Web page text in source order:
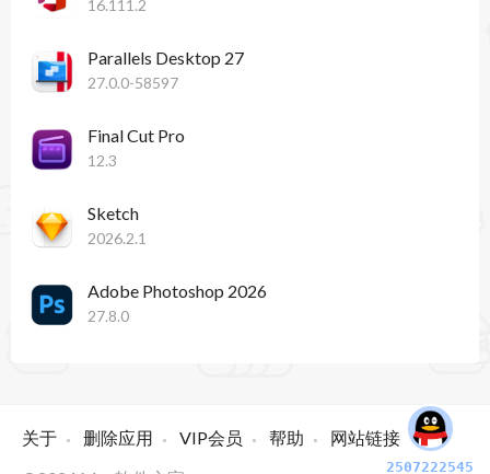
16.111.2
Parallels Desktop 27
27.0.0-58597
Final Cut Pro
12.3
Sketch
2026.2.1
Adobe Photoshop 2026
27.8.0
关于 删除应用 VIP会员 帮助
网站链接
2507222545